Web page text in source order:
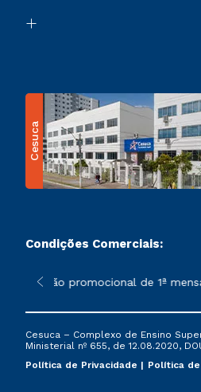
Cesuca
Condições Comerciais:
nos períodos de
condição promocional de 1ª
Cesuca – Complexo de Ensino
Ministerial nº 655, de 12.08.2020,
Política de Privacidade
Política